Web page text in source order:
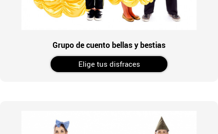
Grupo de cuento bellas y bestias
Elige tus disfraces